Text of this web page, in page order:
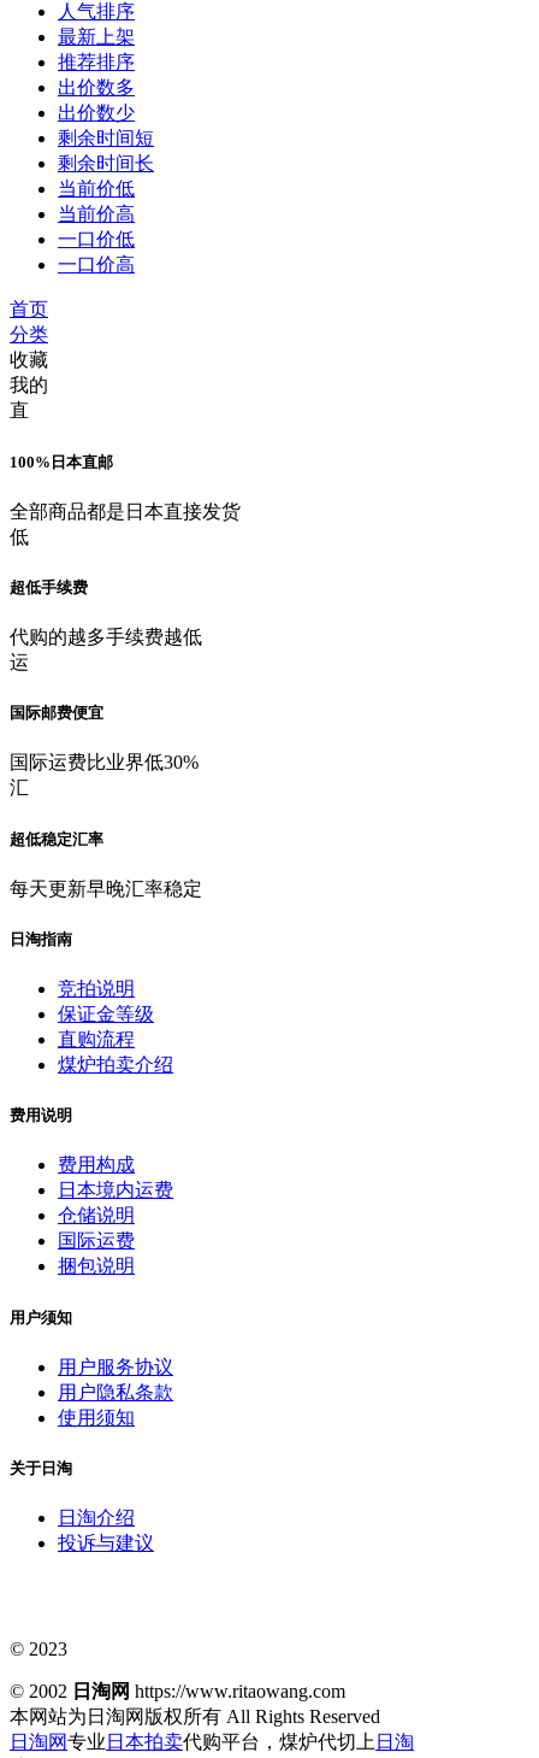
人气排序
最新上架
推荐排序
出价数多
出价数少
剩余时间短
剩余时间长
当前价低
当前价高
一口价低
一口价高
首页
分类
收藏
我的
直
100%日本直邮
全部商品都是日本直接发货
低
超低手续费
代购的越多手续费越低
运
国际邮费便宜
国际运费比业界低30%
汇
超低稳定汇率
每天更新早晚汇率稳定
日淘指南
竞拍说明
保证金等级
直购流程
煤炉拍卖介绍
费用说明
费用构成
日本境内运费
仓储说明
国际运费
捆包说明
用户须知
用户服务协议
用户隐私条款
使用须知
关于日淘
日淘介绍
投诉与建议
© 2023
© 2002 日淘网 https://www.ritaowang.com
本网站为日淘网版权所有 All Rights Reserved
日淘网专业 日本拍卖代购平台，煤炉代切上 日淘